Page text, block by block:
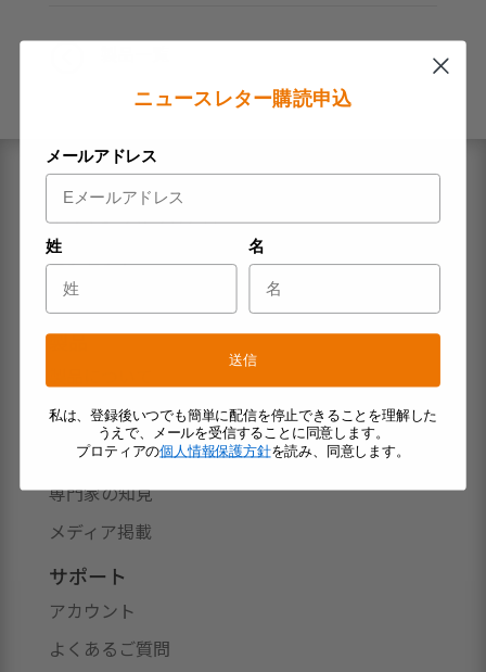
ブランド
アクティブサプリとは
コンセプト
システム
製品
ジャーナル
初心者向けおすすめブログ記事
専門家の知見
メディア掲載
サポート
アカウント
よくあるご質問
ニュースレター購読申込
メールアドレス
姓 名
送信
私は、登録後いつでも簡単に配信を停止できることを理解した
うえで、メールを受信することに同意します。
プロティアの個人情報保護方針を読み、同意します。